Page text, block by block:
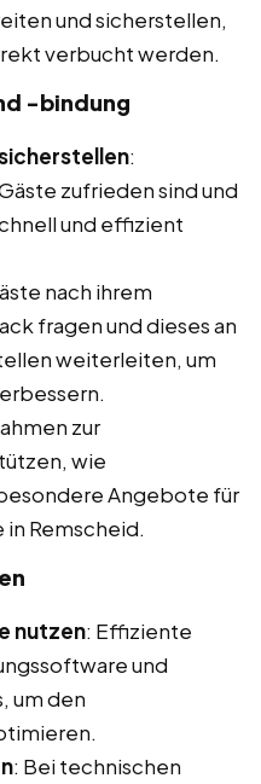
und sicherstellen,
verbucht werden.
-bindung
:
zufrieden sind und
und effizient
nach ihrem
fragen und dieses an
weiterleiten, um
zur
wie
Angebote für
Remscheid.
nutzen: Effiziente
und
um den
: Bei technischen